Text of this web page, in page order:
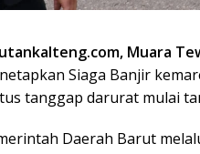
Muara
Siaga Banjir
tanggap darurat mulai
Daerah Barut